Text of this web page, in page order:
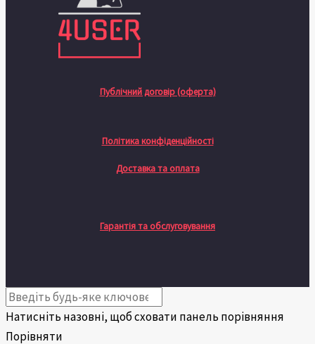
Публічний договір (оферта)
Політика конфіденційності
Доставка та оплата
Гарантія та обслуговування
Натисніть назовні, щоб сховати панель порівняння
Порівняти